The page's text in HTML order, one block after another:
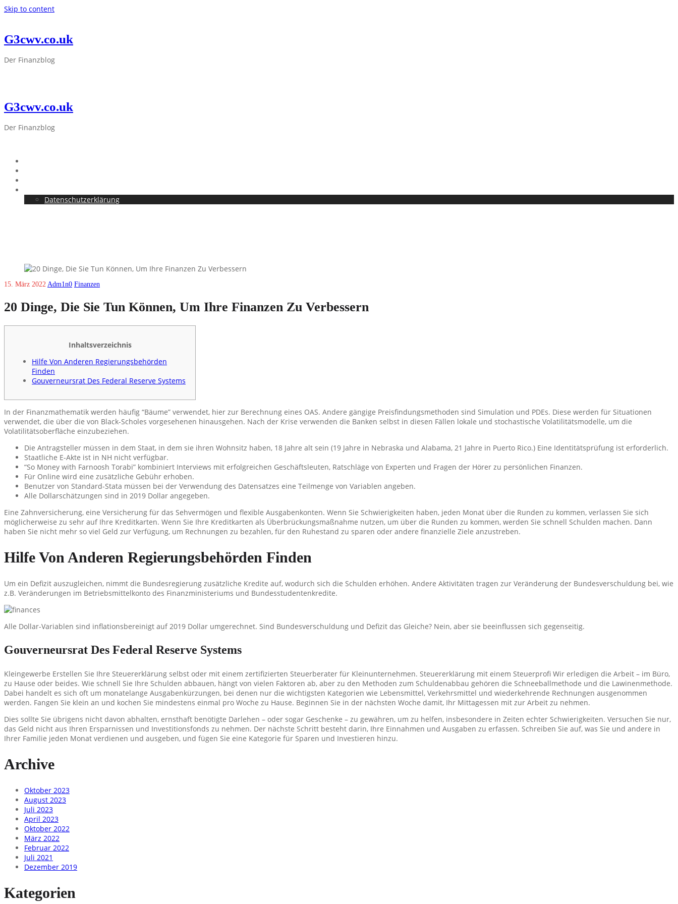
Skip to content
G3cwv.co.uk
Der Finanzblog
G3cwv.co.uk
Der Finanzblog
Datenschutzerklärung
15. März 2022 Adm1n0 Finanzen
20 Dinge, Die Sie Tun Können, Um Ihre Finanzen Zu Verbessern
Inhaltsverzeichnis
Hilfe Von Anderen Regierungsbehörden
Finden
Gouverneursrat Des Federal Reserve Systems
In der Finanzmathematik werden häufig “Bäume” verwendet, hier zur Berechnung eines OAS. Andere gängige Preisfindungsmethoden sind Simulation und PDEs. Diese werden für Situationen
verwendet, die über die von Black-Scholes vorgesehenen hinausgehen. Nach der Krise verwenden die Banken selbst in diesen Fällen lokale und stochastische Volatilitätsmodelle, um die
Volatilitätsoberfläche einzubeziehen.
Die Antragsteller müssen in dem Staat, in dem sie ihren Wohnsitz haben, 18 Jahre alt sein (19 Jahre in Nebraska und Alabama, 21 Jahre in Puerto Rico.) Eine Identitätsprüfung ist erforderlich.
Staatliche E-Akte ist in NH nicht verfügbar.
“So Money with Farnoosh Torabi” kombiniert Interviews mit erfolgreichen Geschäftsleuten, Ratschläge von Experten und Fragen der Hörer zu persönlichen Finanzen.
Für Online wird eine zusätzliche Gebühr erhoben.
Benutzer von Standard-Stata müssen bei der Verwendung des Datensatzes eine Teilmenge von Variablen angeben.
Alle Dollarschätzungen sind in 2019 Dollar angegeben.
Eine Zahnversicherung, eine Versicherung für das Sehvermögen und flexible Ausgabenkonten. Wenn Sie Schwierigkeiten haben, jeden Monat über die Runden zu kommen, verlassen Sie sich
möglicherweise zu sehr auf Ihre Kreditkarten. Wenn Sie Ihre Kreditkarten als Überbrückungsmaßnahme nutzen, um über die Runden zu kommen, werden Sie schnell Schulden machen. Dann
haben Sie nicht mehr so viel Geld zur Verfügung, um Rechnungen zu bezahlen, für den Ruhestand zu sparen oder andere finanzielle Ziele anzustreben.
Hilfe Von Anderen Regierungsbehörden Finden
Um ein Defizit auszugleichen, nimmt die Bundesregierung zusätzliche Kredite auf, wodurch sich die Schulden erhöhen. Andere Aktivitäten tragen zur Veränderung der Bundesverschuldung bei, wie
z.B. Veränderungen im Betriebsmittelkonto des Finanzministeriums und Bundesstudentenkredite.
Alle Dollar-Variablen sind inflationsbereinigt auf 2019 Dollar umgerechnet. Sind Bundesverschuldung und Defizit das Gleiche? Nein, aber sie beeinflussen sich gegenseitig.
Gouverneursrat Des Federal Reserve Systems
Kleingewerbe Erstellen Sie Ihre Steuererklärung selbst oder mit einem zertifizierten Steuerberater für Kleinunternehmen. Steuererklärung mit einem Steuerprofi Wir erledigen die Arbeit – im Büro,
zu Hause oder beides. Wie schnell Sie Ihre Schulden abbauen, hängt von vielen Faktoren ab, aber zu den Methoden zum Schuldenabbau gehören die Schneeballmethode und die Lawinenmethode.
Dabei handelt es sich oft um monatelange Ausgabenkürzungen, bei denen nur die wichtigsten Kategorien wie Lebensmittel, Verkehrsmittel und wiederkehrende Rechnungen ausgenommen
werden. Fangen Sie klein an und kochen Sie mindestens einmal pro Woche zu Hause. Beginnen Sie in der nächsten Woche damit, Ihr Mittagessen mit zur Arbeit zu nehmen.
Dies sollte Sie übrigens nicht davon abhalten, ernsthaft benötigte Darlehen – oder sogar Geschenke – zu gewähren, um zu helfen, insbesondere in Zeiten echter Schwierigkeiten. Versuchen Sie nur,
das Geld nicht aus Ihren Ersparnissen und Investitionsfonds zu nehmen. Der nächste Schritt besteht darin, Ihre Einnahmen und Ausgaben zu erfassen. Schreiben Sie auf, was Sie und andere in
Ihrer Familie jeden Monat verdienen und ausgeben, und fügen Sie eine Kategorie für Sparen und Investieren hinzu.
Archive
Oktober 2023
August 2023
Juli 2023
April 2023
Oktober 2022
März 2022
Februar 2022
Juli 2021
Dezember 2019
Kategorien